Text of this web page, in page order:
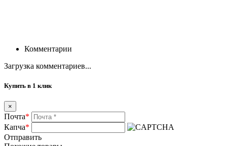
Комментарии
Загрузка комментариев...
Купить в 1 клик
×
Почта*
Капча*
Отправить